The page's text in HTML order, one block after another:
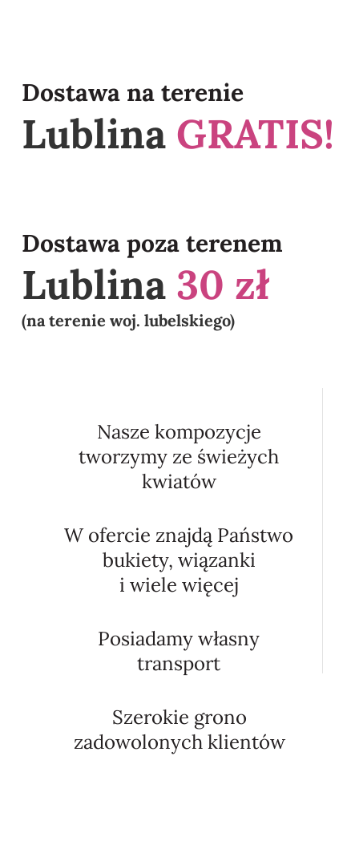
Dostawa na terenie
Lublina GRATIS!
Dostawa poza terenem
Lublina 30 zł
(na terenie woj. lubelskiego)
Nasze kompozycje
tworzymy ze świeżych
kwiatów
W ofercie znajdą Państwo
bukiety, wiązanki
i wiele więcej
Posiadamy własny
transport
Szerokie grono
zadowolonych klientów